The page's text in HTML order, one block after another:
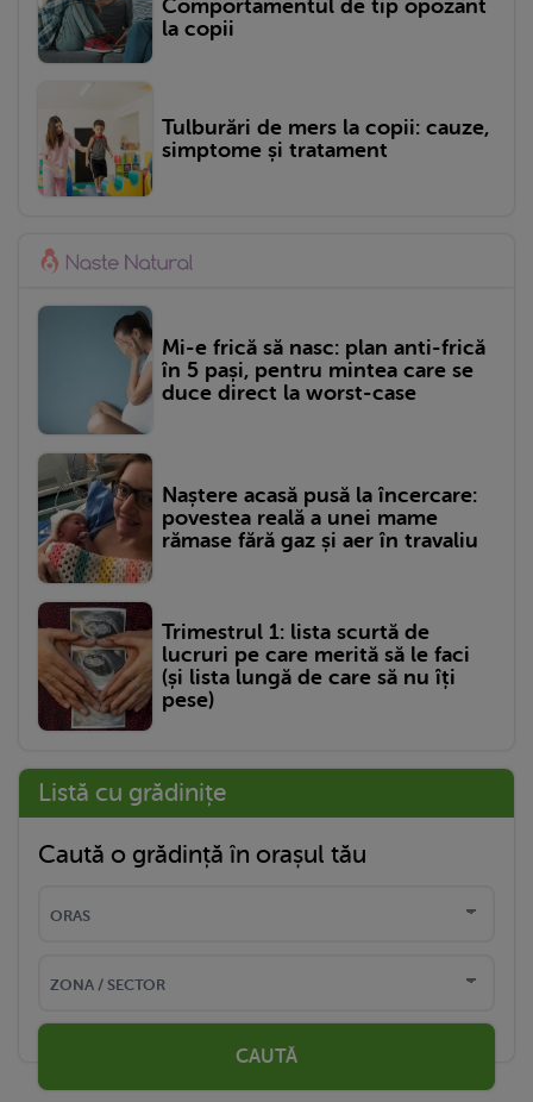
Comportamentul de tip opozant
la copii
Tulburări de mers la copii: cauze,
simptome și tratament
Mi-e frică să nasc: plan anti-frică
în 5 pași, pentru mintea care se
duce direct la worst-case
Naștere acasă pusă la încercare:
povestea reală a unei mame
rămase fără gaz și aer în travaliu
Trimestrul 1: lista scurtă de
lucruri pe care merită să le faci
(și lista lungă de care să nu îți
pese)
Listă cu grădinițe
Caută o grădință în orașul tău
CAUTĂ